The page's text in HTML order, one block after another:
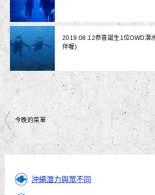
2019.08.12恭喜誕生1位OWD潛
伴喔)
文
章
導
今晚的菜單
沖繩潛力與眾不同